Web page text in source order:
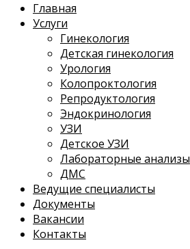
Главная
Услуги
Гинекология
Детская гинекология
Урология
Колопроктология
Репродуктология
Эндокринология
УЗИ
Детское УЗИ
Лабораторные анализы
ДМС
Ведущие специалисты
Документы
Вакансии
Контакты